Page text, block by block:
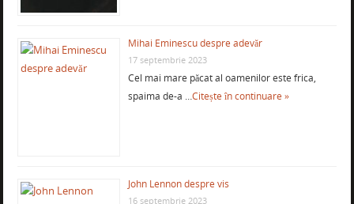
Mihai Eminescu despre adevăr
17 septembrie 2023
Cel mai mare păcat al oamenilor este frica,
spaima de-a …Citește în continuare »
John Lennon despre vis
16 septembrie 2023